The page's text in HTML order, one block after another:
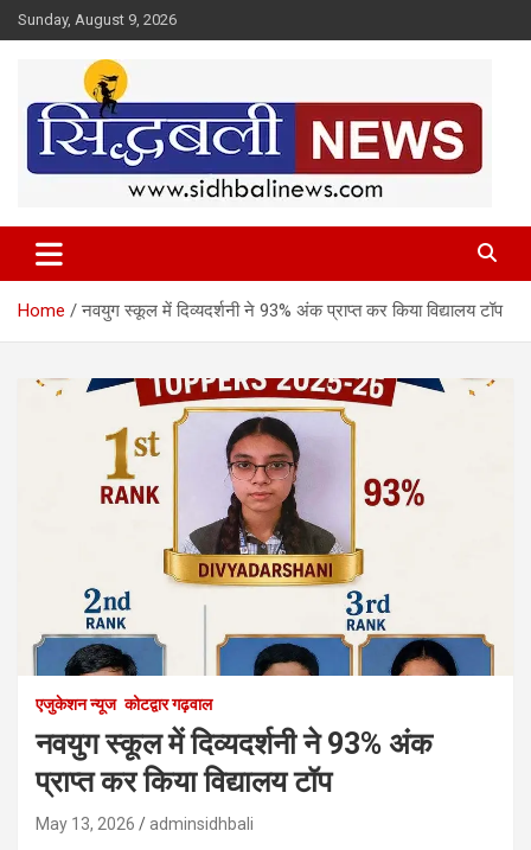
Skip
to
Sunday, August 9, 2026
Sidhbali News
Home नवयुग स्कूल में दिव्यदर्शनी ने 93% अंक प्राप्त कर किया विद्यालय टॉप
एजुकेशन न्‍यूज कोटद्वार गढ़वाल
नवयुग स्कूल में दिव्यदर्शनी ने 93% अंक
प्राप्त कर किया विद्यालय टॉप
May 13, 2026 adminsidhbali